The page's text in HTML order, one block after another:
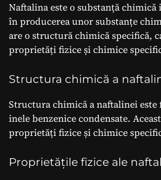
Naftalina este o substanță
în producerea unor substanțe
are o structură chimică specifică,
proprietăți fizice și chimice
Structura chimică a
Structura chimică a naftalinei
inele benzenice condensate.
proprietăți fizice și chimice
Proprietățile fizice ale